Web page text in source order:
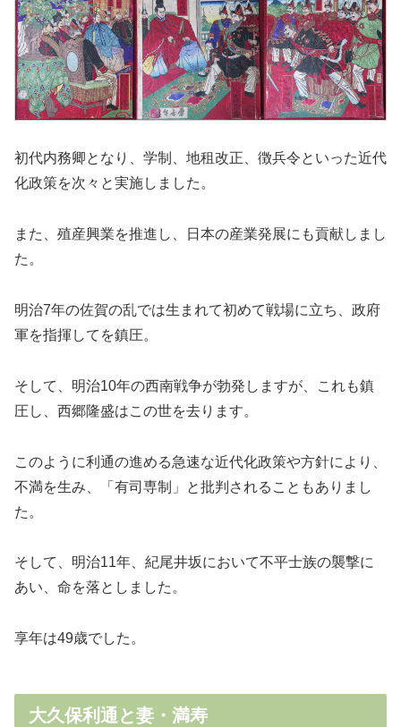
初代内務卿となり、学制、地租改正、徴兵令といった近代
化政策を次々と実施しました。
また、殖産興業を推進し、日本の産業発展にも貢献しまし
た。
明治7年の佐賀の乱では生まれて初めて戦場に立ち、政府
軍を指揮してを鎮圧。
そして、明治10年の西南戦争が勃発しますが、これも鎮
圧し、西郷隆盛はこの世を去ります。
このように利通の進める急速な近代化政策や方針により、
不満を生み、「有司専制」と批判されることもありまし
た。
そして、明治11年、紀尾井坂において不平士族の襲撃に
あい、命を落としました。
享年は49歳でした。
大久保利通と妻・満寿